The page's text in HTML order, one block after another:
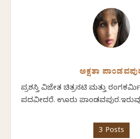
ಅಕ್ಷತಾ
ಪ್ರಶಸ್ತಿ ವಿಜೇತ ಚಿತ್ರನಟಿ ಮತ್ತು
ಪದವೀದರೆ. ಊರು
3 Posts